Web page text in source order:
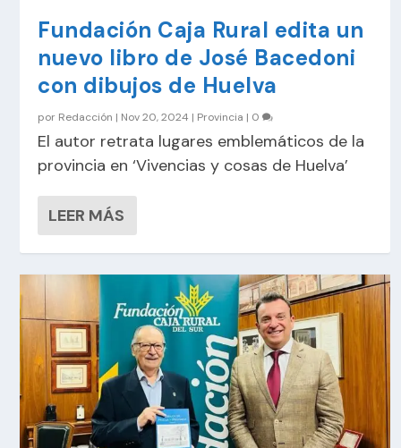
Fundación Caja Rural edita un
nuevo libro de José Bacedoni
con dibujos de Huelva
por Redacción | Nov 20, 2024 | Provincia | 0
El autor retrata lugares emblemáticos de la
provincia en ‘Vivencias y cosas de Huelva’
LEER MÁS